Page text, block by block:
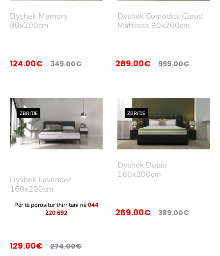
ortë
Dyshek Memory
90x200cm
349.00€
124.00€
shp
ortë
Dyshek Comodita Cloud
Mattress 90x200cm
999.00€
289.00€
ZBRITJE
më
tep
ër
Dyshek Lavender
160x200cm
Për të porositur thirr tani në044
220 692
274.00€
129.00€
ZBRITJE
Dyshek Dopio
160x200cm
389.00€
269.00€